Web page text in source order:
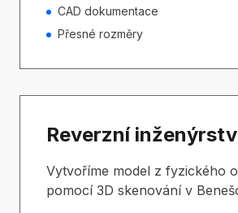
CAD dokumentace
Přesné rozměry
Reverzní
Vytvoříme model z fyzického
pomocí 3D skenování v